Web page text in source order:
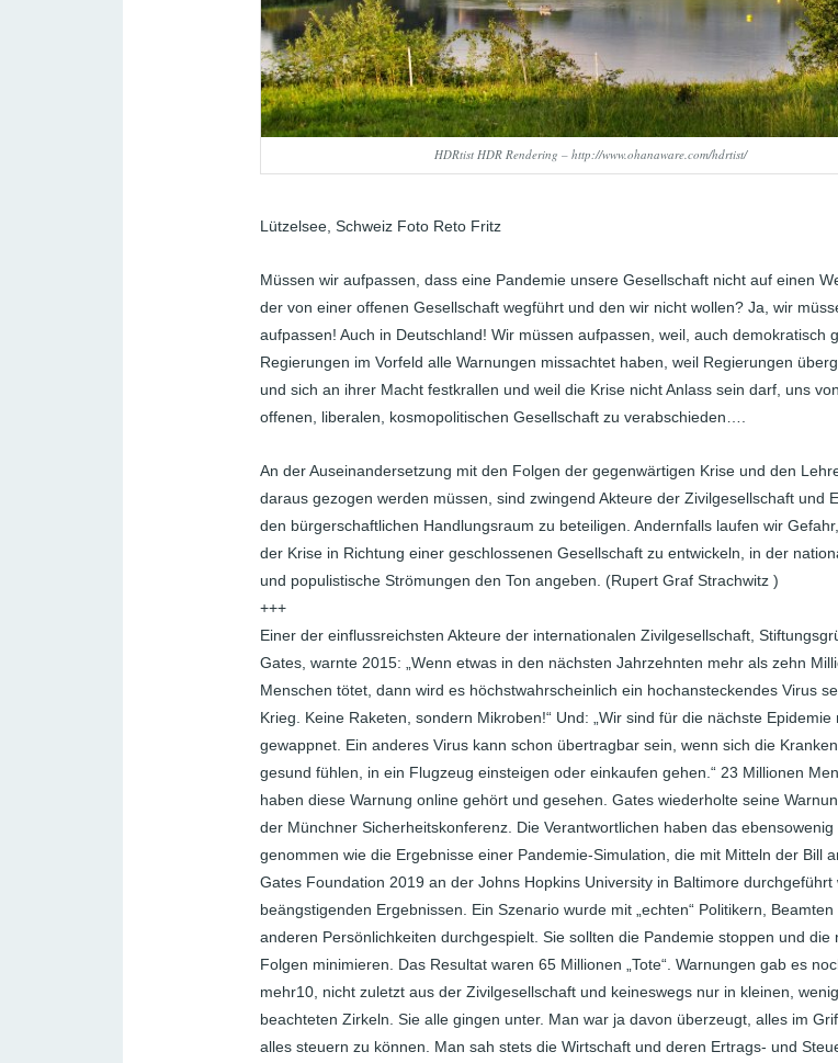
HDRtist HDR Rendering – http://www.ohanaware.com/hdrtist/
Lützelsee, Schweiz Foto Reto Fritz
Müssen wir aufpassen, dass eine Pandemie unsere Gesellschaft nicht auf einen
der von einer offenen Gesellschaft wegführt und den wir nicht wollen? Ja, wir
aufpassen! Auch in Deutschland! Wir müssen aufpassen, weil, auch demokratisch
Regierungen im Vorfeld alle Warnungen missachtet haben, weil Regierungen
und sich an ihrer Macht festkrallen und weil die Krise nicht Anlass sein darf, uns
offenen, liberalen, kosmopolitischen Gesellschaft zu verabschieden….
An der Auseinandersetzung mit den Folgen der gegenwärtigen Krise und den
daraus gezogen werden müssen, sind zwingend Akteure der Zivilgesellschaft und
den bürgerschaftlichen Handlungsraum zu beteiligen. Andernfalls laufen wir
der Krise in Richtung einer geschlossenen Gesellschaft zu entwickeln, in der
und populistische Strömungen den Ton angeben. (Rupert Graf Strachwitz )
+++
Einer der einflussreichsten Akteure der internationalen Zivilgesellschaft,
Gates, warnte 2015: „Wenn etwas in den nächsten Jahrzehnten mehr als zehn
Menschen tötet, dann wird es höchstwahrscheinlich ein hochansteckendes Virus
Krieg. Keine Raketen, sondern Mikroben!“ Und: „Wir sind für die nächste Epidemie
gewappnet. Ein anderes Virus kann schon übertragbar sein, wenn sich die
gesund fühlen, in ein Flugzeug einsteigen oder einkaufen gehen.“ 23 Millionen
haben diese Warnung online gehört und gesehen. Gates wiederholte seine
der Münchner Sicherheitskonferenz. Die Verantwortlichen haben das ebensowenig
genommen wie die Ergebnisse einer Pandemie-Simulation, die mit Mitteln der Bill
Gates Foundation 2019 an der Johns Hopkins University in Baltimore durchgeführt
beängstigenden Ergebnissen. Ein Szenario wurde mit „echten“ Politikern, Beamten
anderen Persönlichkeiten durchgespielt. Sie sollten die Pandemie stoppen und die
Folgen minimieren. Das Resultat waren 65 Millionen „Tote“. Warnungen gab es
mehr10, nicht zuletzt aus der Zivilgesellschaft und keineswegs nur in kleinen, wenig
beachteten Zirkeln. Sie alle gingen unter. Man war ja davon überzeugt, alles im
alles steuern zu können. Man sah stets die Wirtschaft und deren Ertrags- und